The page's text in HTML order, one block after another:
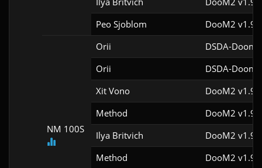
Peo Sjoblom
DooM2 v1.9f
NM 100S
Orii
DSDA-Doom
Orii
DSDA-Doom
Xit Vono
DooM2 v1.9
Method
DooM2 v1.9f
Ilya Britvich
DooM2 v1.9f
Method
DooM2 v1.9f